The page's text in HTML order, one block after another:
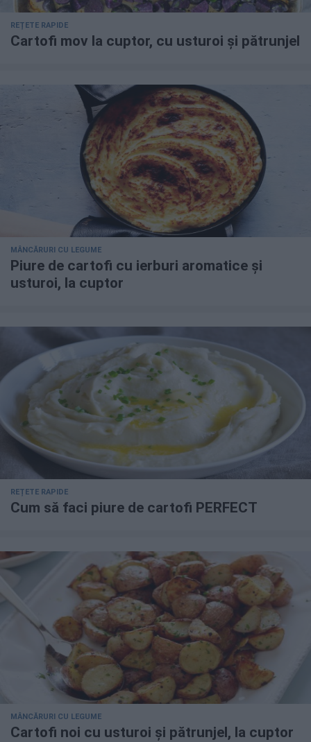
REȚETE RAPIDE
Cartofi mov la cuptor, cu usturoi și pătrunjel
MÂNCĂRURI CU LEGUME
Piure de cartofi cu ierburi aromatice și
usturoi, la cuptor
REȚETE RAPIDE
Cum să faci piure de cartofi PERFECT
MÂNCĂRURI CU LEGUME
Cartofi noi cu usturoi și pătrunjel, la cuptor